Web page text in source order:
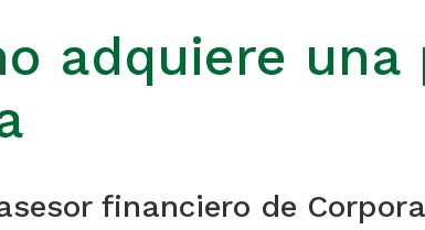
adquiere
financiero de